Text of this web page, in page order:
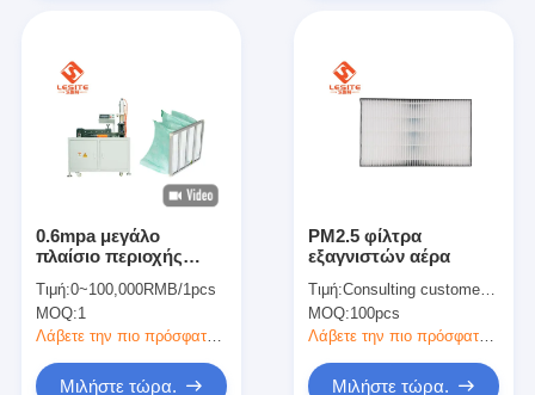
0.6mpa μεγάλο
πλαίσιο περιοχής
κατασκευάζει τη
μηχανή, μηχανή
κατασκευαστών
Τιμή:0~100,000RMB/1pcs
MOQ:1
Λάβετε την πιο πρόσφατη τιμή
Μιλήστε τώρα.
PM2.5 φίλτρα
εξαγνιστών αέρα
Τιμή:Consulting customer service
MOQ:100pcs
Λάβετε την πιο πρόσφατη τιμή
Μιλήστε τώρα.